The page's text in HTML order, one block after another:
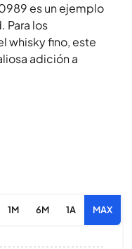
es un ejemplo
Para los
whisky fino, este
adición a
1M 6M 1A MAX